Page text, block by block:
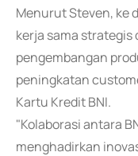
Menurut Steven, ke
kerja sama strategis
pengembangan
peningkatan
Kartu Kredit BNI.
"Kolaborasi antara
menghadirkan